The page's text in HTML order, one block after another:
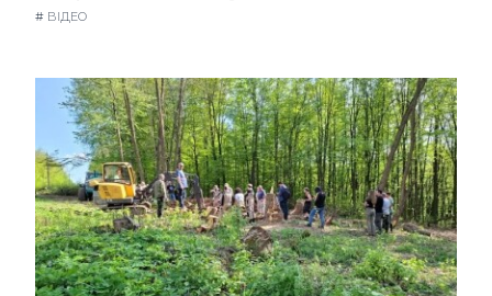
# ВІДЕО